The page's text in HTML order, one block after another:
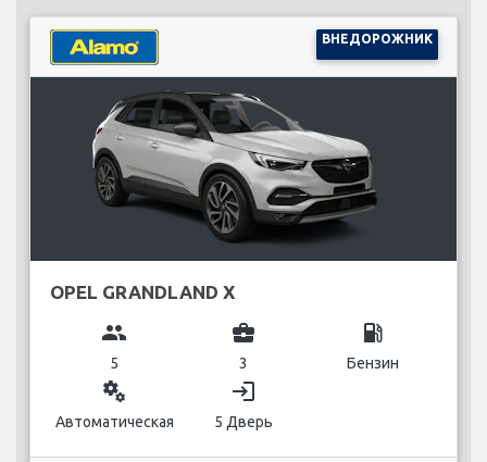
ВНЕДОРОЖНИК
OPEL GRANDLAND X
group
5
business_center
3
local_gas_station
Бензин
miscellaneous_services
Автоматическая
login
5 Дверь